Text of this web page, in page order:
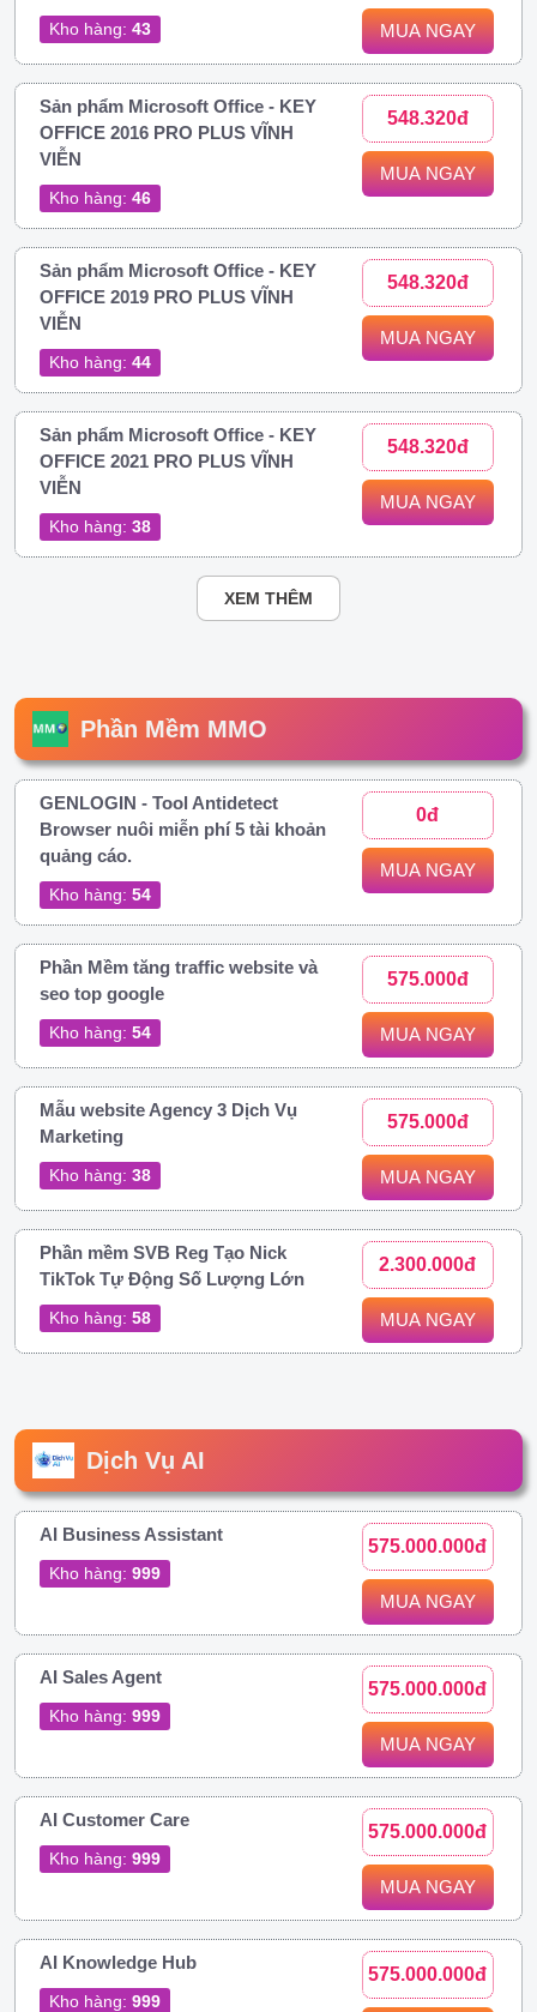
Kho hàng: 43 MUA NGAY
Sản phẩm Microsoft Office - KEY
OFFICE 2016 PRO PLUS VĨNH
VIỄN
Kho hàng: 46
548.320đ
MUA NGAY
Sản phẩm Microsoft Office - KEY
OFFICE 2019 PRO PLUS VĨNH
VIỄN
Kho hàng: 44
548.320đ
MUA NGAY
Sản phẩm Microsoft Office - KEY
OFFICE 2021 PRO PLUS VĨNH
VIỄN
Kho hàng: 38
548.320đ
MUA NGAY
XEM THÊM
Phần Mềm MMO
GENLOGIN - Tool Antidetect
Browser nuôi miễn phí 5 tài khoản
quảng cáo.
Kho hàng: 54
0đ
MUA NGAY
Phần Mềm tăng traffic website và
seo top google
Kho hàng: 54
575.000đ
MUA NGAY
Mẫu website Agency 3 Dịch Vụ
Marketing
Kho hàng: 38
575.000đ
MUA NGAY
Phần mềm SVB Reg Tạo Nick
TikTok Tự Động Số Lượng Lớn
Kho hàng: 58
2.300.000đ
MUA NGAY
Dịch Vụ AI
AI Business Assistant
Kho hàng: 999
575.000.000đ
MUA NGAY
AI Sales Agent
Kho hàng: 999
575.000.000đ
MUA NGAY
AI Customer Care
Kho hàng: 999
575.000.000đ
MUA NGAY
AI Knowledge Hub
Kho hàng: 999
575.000.000đ